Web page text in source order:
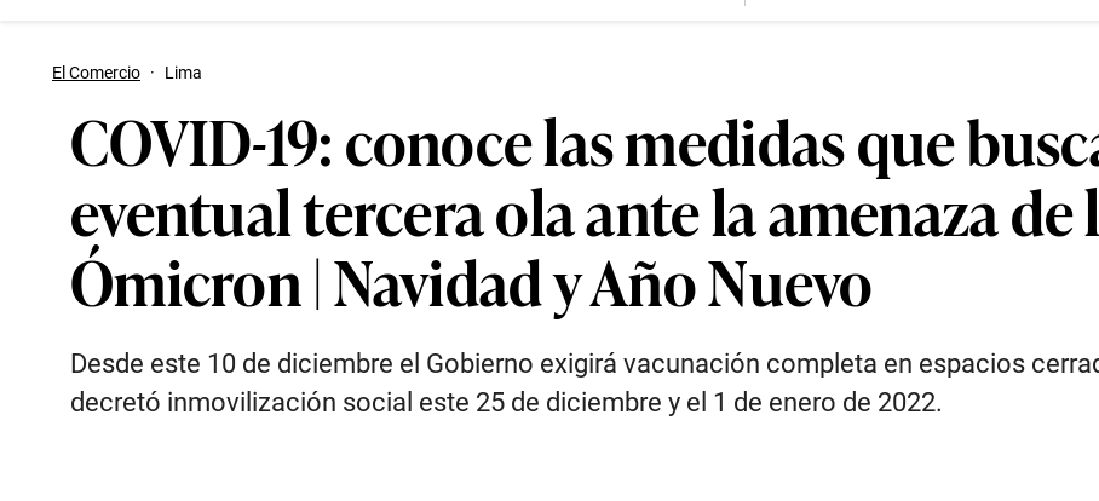
El Comercio · Lima
COVID-19: conoce las medidas que
eventual tercera ola ante la amenaza de
Ómicron | Navidad y Año Nuevo
Desde este 10 de diciembre el Gobierno exigirá vacunación completa en espacios
decretó inmovilización social este 25 de diciembre y el 1 de enero de 2022.